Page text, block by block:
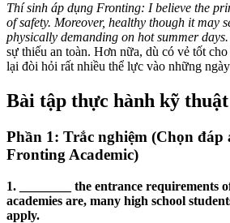
Thí sinh áp dụng Fronting: I believe the
of safety. Moreover, healthy though it may
physically demanding on hot summer days.
sự thiếu an toàn. Hơn nữa, dù có vẻ tốt
lại đòi hỏi rất nhiều thể lực vào những
Bài tập thực hành kỹ
Phần 1: Trắc nghiệm (Chọn đáp
Fronting Academic)
1. ________ the entrance requirements
academies are, many high school
apply.